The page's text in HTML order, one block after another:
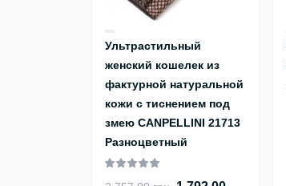
Ультрастильный
женский кошелек из
фактурной натуральной
кожи с тиснением под
змею CANPELLINI 21713
Разноцветный